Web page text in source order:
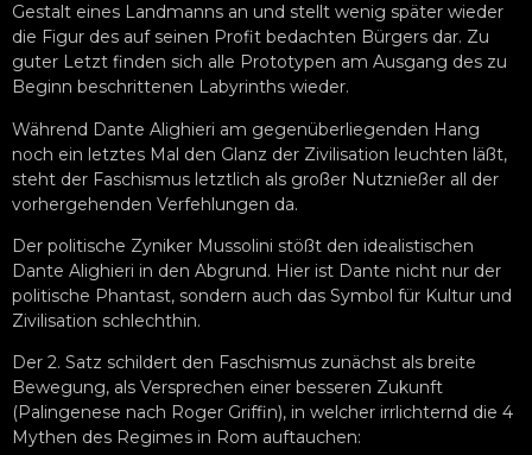
Gestalt eines Landmanns an und stellt wenig später wieder
die Figur des auf seinen Profit bedachten Bürgers dar. Zu
guter Letzt finden sich alle Prototypen am Ausgang des zu
Beginn beschrittenen Labyrinths wieder.
Während Dante Alighieri am gegenüberliegenden Hang
noch ein letztes Mal den Glanz der Zivilisation leuchten läßt,
steht der Faschismus letztlich als großer Nutznießer all der
vorhergehenden Verfehlungen da.
Der politische Zyniker Mussolini stößt den idealistischen
Dante Alighieri in den Abgrund. Hier ist Dante nicht nur der
politische Phantast, sondern auch das Symbol für Kultur und
Zivilisation schlechthin.
Der 2. Satz schildert den Faschismus zunächst als breite
Bewegung, als Versprechen einer besseren Zukunft
(Palingenese nach Roger Griffin), in welcher irrlichternd die 4
Mythen des Regimes in Rom auftauchen: